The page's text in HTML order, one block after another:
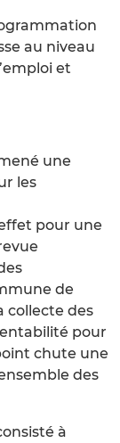
au niveau
et
une
les
pour une
de
collecte des
pour
chute une
des
à